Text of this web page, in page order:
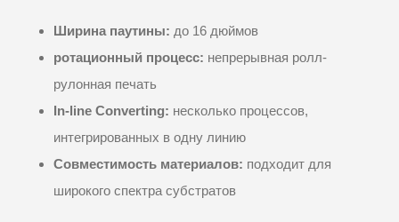
Ширина паутины: до 16 дюймов
ротационный процесс: непрерывная ролл-
рулонная печать
In-line Converting: несколько процессов,
интегрированных в одну линию
Совместимость материалов: подходит для
широкого спектра субстратов